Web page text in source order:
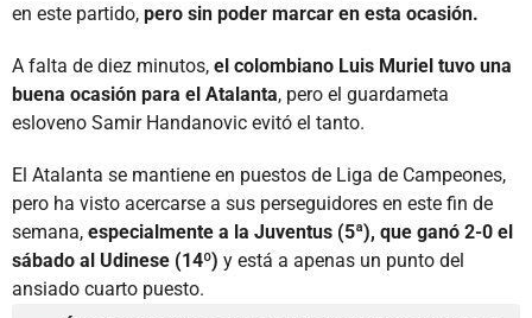
en este partido, pero sin poder marcar en esta ocasión.
A falta de diez minutos, el colombiano Luis Muriel tuvo una
buena ocasión para el Atalanta, pero el guardameta
esloveno Samir Handanovic evitó el tanto.
El Atalanta se mantiene en puestos de Liga de Campeones,
pero ha visto acercarse a sus perseguidores en este fin de
semana, especialmente a la Juventus (5ª), que ganó 2-0 el
sábado al Udinese (14º) y está a apenas un punto del
ansiado cuarto puesto.